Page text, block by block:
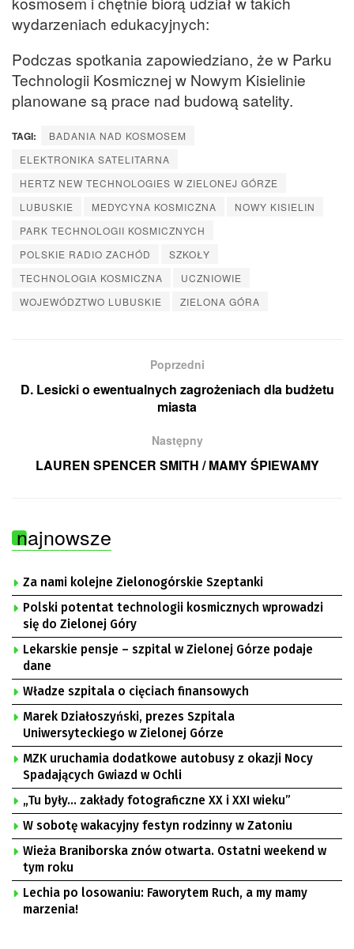
wydarzeniach edukacyjnych:
Podczas spotkania zapowiedziano, że w Parku
Technologii Kosmicznej w Nowym Kisielinie
planowane są prace nad budową satelity.
TAGI:
BADANIA NAD KOSMOSEM
ELEKTRONIKA SATELITARNA
HERTZ NEW TECHNOLOGIES W ZIELONEJ GÓRZE
LUBUSKIE
MEDYCYNA KOSMICZNA
NOWY KISIELIN
PARK TECHNOLOGII KOSMICZNYCH
POLSKIE RADIO ZACHÓD
SZKOŁY
TECHNOLOGIA KOSMICZNA
UCZNIOWIE
WOJEWÓDZTWO LUBUSKIE
ZIELONA GÓRA
Poprzedni
D. Lesicki o ewentualnych zagrożeniach dla budżetu
miasta
Następny
LAUREN SPENCER SMITH / MAMY ŚPIEWAMY
najnowsze
Za nami kolejne Zielonogórskie Szeptanki
Polski potentat technologii kosmicznych wprowadzi
się do Zielonej Góry
Lekarskie pensje – szpital w Zielonej Górze podaje
dane
Władze szpitala o cięciach finansowych
Marek Działoszyński, prezes Szpitala
Uniwersyteckiego w Zielonej Górze
MZK uruchamia dodatkowe autobusy z okazji Nocy
Spadających Gwiazd w Ochli
„Tu były… zakłady fotograficzne XX i XXI wieku”
W sobotę wakacyjny festyn rodzinny w Zatoniu
Wieża Braniborska znów otwarta. Ostatni weekend w
tym roku
Lechia po losowaniu: Faworytem Ruch, a my mamy
marzenia!